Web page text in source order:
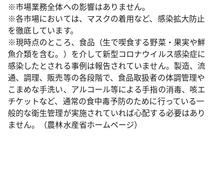
※市場業務全体への影響はありません。
※各市場においては、マスクの着用など、感染拡大防止
を徹底しています。
※現時点のところ、食品（生で喫食する野菜・果実や鮮
魚介類を含む。）を介して新型コロナウイルス感染症に
感染したとされる事例は報告されていません。製造、流
通、調理、販売等の各段階で、食品取扱者の体調管理や
こまめな手洗い、アルコール等による手指の消毒、咳エ
チケットなど、通常の食中毒予防のために行っている一
般的な衛生管理が実施されていれば心配する必要はあり
ません。（農林水産省ホームページ）